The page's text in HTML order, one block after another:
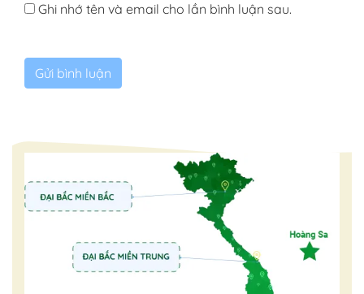
Ghi nhớ tên và email cho lần bình luận sau.